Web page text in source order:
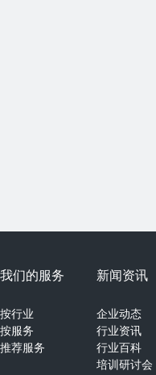
我们的服务
按行业
按服务
推荐服务
新闻资讯
企业动态
行业资讯
行业百科
培训研讨会